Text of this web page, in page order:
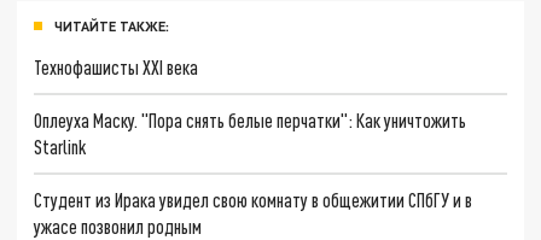
ЧИТАЙТЕ ТАКЖЕ:
Технофашисты XXI века
Оплеуха Маску. "Пора снять белые перчатки": Как уничтожить
Starlink
Студент из Ирака увидел свою комнату в общежитии СПбГУ и в
ужасе позвонил родным